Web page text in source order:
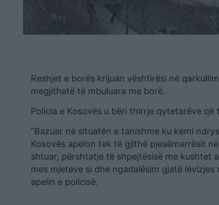
Reshjet e borës krijuan vështirësi në
megjithatë të mbuluara me borë.
Policia e Kosovës u bëri thirrje qytetarëve
“Bazuar në situatën e tanishme ku kemi
Kosovës apelon tek të gjithë pjesëmarrësit
shtuar, përshtatje të shpejtësisë me kushtet
mes mjeteve si dhe ngadalësim gjatë
apelin e policisë.